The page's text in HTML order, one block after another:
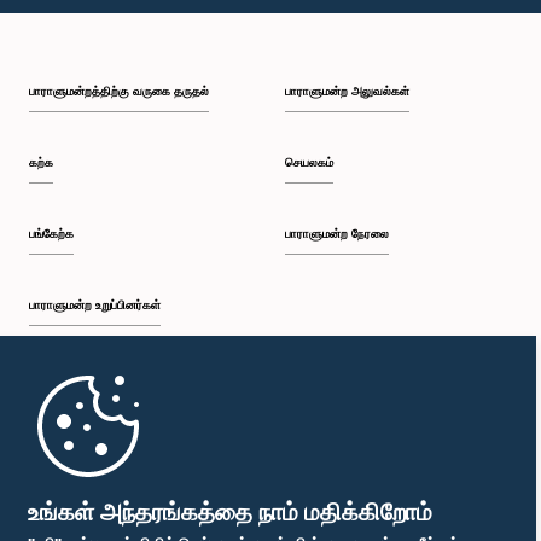
உங்கள் அந்தரங்கத்தை நாம் மதிக்கிறோம்
பி.ப. 1:30 - பி.ப. 1:37
பி.ப. 1:57 - பி.ப. 2:10
பி.ப. 2:17 - பி.ப. 2:34
பாராளுமன்றத்திற்கு வருகை தருதல்
கற்க
பங்கேற்க
பாராளுமன்ற உறுப்பினர்கள்
முதற்பக்கம்
பாராளுமன்ற அலுவல்கள்
செயலகம்
பாராளுமன்ற நேரலை
பாராளுமன்ற கையடக்க செயலி